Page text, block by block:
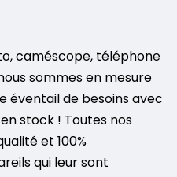
caméscope, téléphone
sommes en mesure
éventail de besoins avec
stock ! Toutes nos
et 100%
qui leur sont